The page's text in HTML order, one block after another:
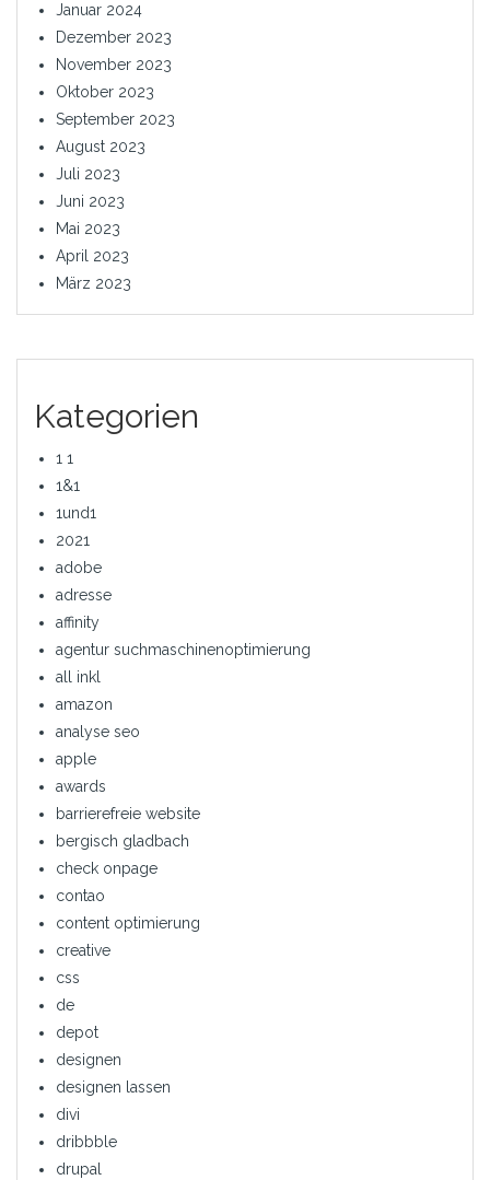
Januar 2024
Dezember 2023
November 2023
Oktober 2023
September 2023
August 2023
Juli 2023
Juni 2023
Mai 2023
April 2023
März 2023
Kategorien
1 1
1&1
1und1
2021
adobe
adresse
affinity
agentur suchmaschinenoptimierung
all inkl
amazon
analyse seo
apple
awards
barrierefreie website
bergisch gladbach
check onpage
contao
content optimierung
creative
css
de
depot
designen
designen lassen
divi
dribbble
drupal